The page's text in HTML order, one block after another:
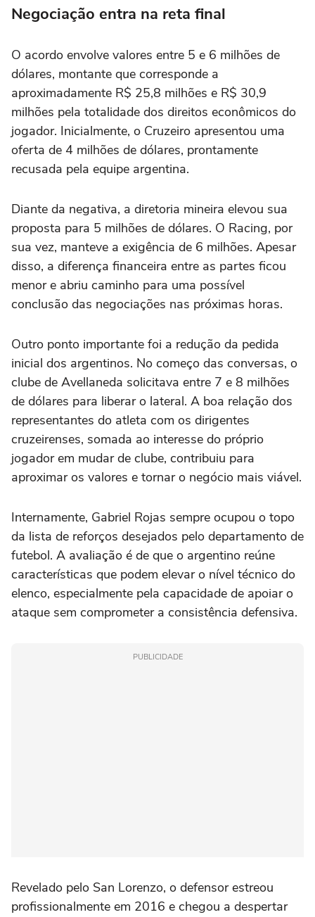
Negociação entra na reta final
O acordo envolve valores entre 5 e 6 milhões de
dólares, montante que corresponde a
aproximadamente R$ 25,8 milhões e R$ 30,9
milhões pela totalidade dos direitos econômicos do
jogador. Inicialmente, o Cruzeiro apresentou uma
oferta de 4 milhões de dólares, prontamente
recusada pela equipe argentina.
Diante da negativa, a diretoria mineira elevou sua
proposta para 5 milhões de dólares. O Racing, por
sua vez, manteve a exigência de 6 milhões. Apesar
disso, a diferença financeira entre as partes ficou
menor e abriu caminho para uma possível
conclusão das negociações nas próximas horas.
Outro ponto importante foi a redução da pedida
inicial dos argentinos. No começo das conversas, o
clube de Avellaneda solicitava entre 7 e 8 milhões
de dólares para liberar o lateral. A boa relação dos
representantes do atleta com os dirigentes
cruzeirenses, somada ao interesse do próprio
jogador em mudar de clube, contribuiu para
aproximar os valores e tornar o negócio mais viável.
Internamente, Gabriel Rojas sempre ocupou o topo
da lista de reforços desejados pelo departamento de
futebol. A avaliação é de que o argentino reúne
características que podem elevar o nível técnico do
elenco, especialmente pela capacidade de apoiar o
ataque sem comprometer a consistência defensiva.
PUBLICIDADE
Revelado pelo San Lorenzo, o defensor estreou
profissionalmente em 2016 e chegou a despertar